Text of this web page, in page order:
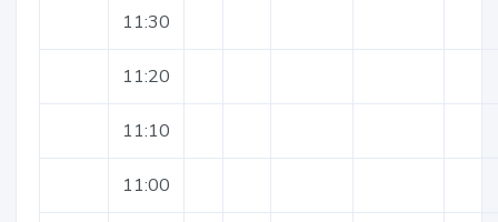
11:30
11:20
11:10
11:00